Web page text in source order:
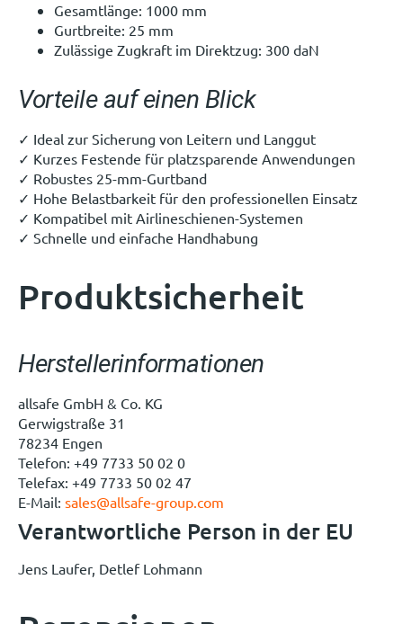
Gesamtlänge: 1000 mm
Gurtbreite: 25 mm
Zulässige Zugkraft im Direktzug: 300 daN
Vorteile auf einen Blick
✓ Ideal zur Sicherung von Leitern und Langgut
✓ Kurzes Festende für platzsparende Anwendungen
✓ Robustes 25-mm-Gurtband
✓ Hohe Belastbarkeit für den professionellen Einsatz
✓ Kompatibel mit Airlineschienen-Systemen
✓ Schnelle und einfache Handhabung
Produktsicherheit
Herstellerinformationen
allsafe GmbH & Co. KG
Gerwigstraße 31
78234 Engen
Telefon: +49 7733 50 02 0
Telefax: +49 7733 50 02 47
E-Mail: sales@allsafe-group.com
Verantwortliche Person in der EU
Jens Laufer, Detlef Lohmann